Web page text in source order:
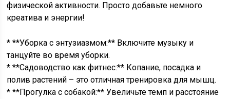
физической активности. Просто добавьте немного
креатива и энергии!
* **Уборка с энтузиазмом:** Включите музыку и
танцуйте во время уборки.
* **Садоводство как фитнес:** Копание, посадка и
полив растений – это отличная тренировка для мышц.
* **Прогулка с собакой:** Увеличьте темп и расстояние